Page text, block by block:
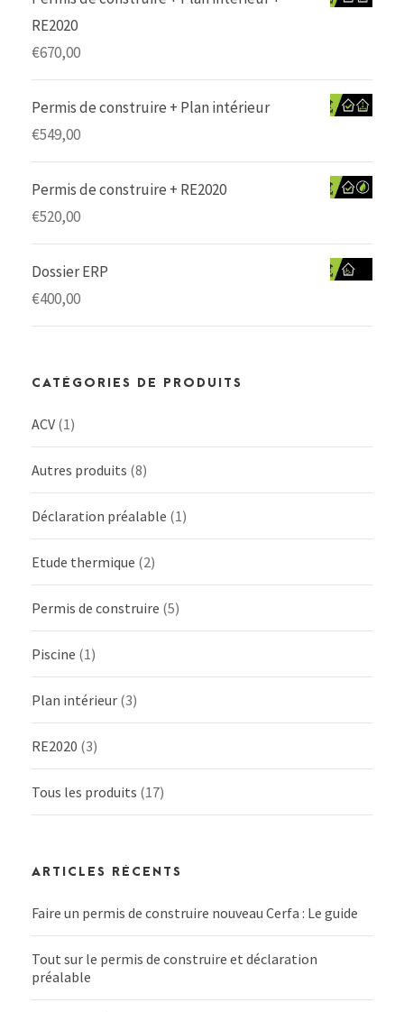
RE2020
€670,00
Permis de construire + Plan intérieur
€549,00
Permis de construire + RE2020
€520,00
Dossier ERP
€400,00
CATÉGORIES DE PRODUITS
ACV (1)
Autres produits (8)
Déclaration préalable (1)
Etude thermique (2)
Permis de construire (5)
Piscine (1)
Plan intérieur (3)
RE2020 (3)
Tous les produits (17)
ARTICLES RÉCENTS
Faire un permis de construire nouveau Cerfa : Le guide
Tout sur le permis de construire et déclaration
préalable